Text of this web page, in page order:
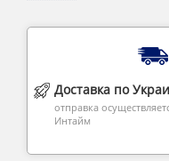
Доставка по
отправка
Интайм